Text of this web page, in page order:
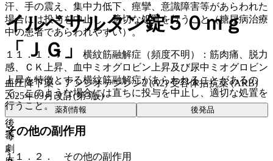
汗、手の震え、集中力低下、痙攣、意識障害等があらわれた
場合には投与を中止し、適切な処置を行うこと（糖尿病治療
中の患者であらわれやすい）。
１１．１．７． 横紋筋融解症（頻度不明）：筋肉痛、脱力
感、ＣＫ上昇、血中ミオグロビン上昇及び尿中ミオグロビン
上昇を特徴とする横紋筋融解症があらわれることがあるの
で、このような場合には直ちに投与を中止し、適切な処置を
行うこと。
その他の副作用
１１．２． その他の副作用
イルベサルタン錠５０ｍｇ
「ＪＧ」
血圧降下薬 > アンジオテンシン2 (A2) 受容体拮抗薬 (ARB)
2025年09月改訂(第3版)
薬剤情報 後発品
後
毒
劇